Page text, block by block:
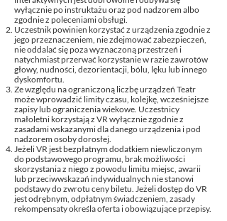
wyłącznie po instruktażu oraz pod nadzorem albo
zgodnie z poleceniami obsługi.
Uczestnik powinien korzystać z urządzenia zgodnie z
jego przeznaczeniem, nie zdejmować zabezpieczeń,
nie oddalać się poza wyznaczoną przestrzeń i
natychmiast przerwać korzystanie w razie zawrotów
głowy, nudności, dezorientacji, bólu, lęku lub innego
dyskomfortu.
Ze względu na ograniczoną liczbę urządzeń Teatr
może wprowadzić limity czasu, kolejkę, wcześniejsze
zapisy lub ograniczenia wiekowe. Uczestnicy
małoletni korzystają z VR wyłącznie zgodnie z
zasadami wskazanymi dla danego urządzenia i pod
nadzorem osoby dorosłej.
Jeżeli VR jest bezpłatnym dodatkiem niewliczonym
do podstawowego programu, brak możliwości
skorzystania z niego z powodu limitu miejsc, awarii
lub przeciwwskazań indywidualnych nie stanowi
podstawy do zwrotu ceny biletu. Jeżeli dostęp do VR
jest odrębnym, odpłatnym świadczeniem, zasady
rekompensaty określa oferta i obowiązujące przepisy.